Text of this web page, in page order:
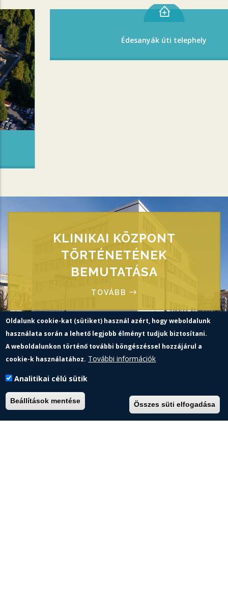
KLINIKAI KÖZPONT
TÖRTÉNETÉNEK
BEMUTATÁSA
TOVÁBB
H-7623 Pécs, Rákóczi út 2.
kk.pte.hu
(+36) 72 536 000
kk.elnoki.hivatal@pte.hu
pte.hu
Oldalunk cookie-kat (sütiket) használ azért, hogy weboldalunk
használata során a lehető legjobb élményt tudjuk biztosítani.
A weboldalunkon történő további böngészéssel hozzájárul a
cookie-k használatához. További információk
Analitikai célú sütik
Beállítások mentése Összes süti elfogadása